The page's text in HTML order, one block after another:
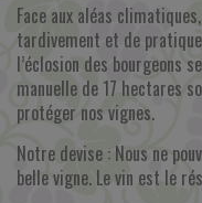
Face aux aléas
tardivement et de
l’éclosion des bourgeons
manuelle de 17 hectares
protéger nos vignes.
Notre devise : Nous ne
belle vigne. Le vin est le